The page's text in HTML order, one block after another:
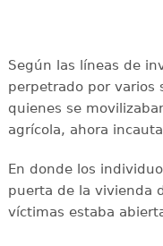
Según las líneas de
perpetrado por varios
quienes se
agrícola, ahora
En donde los
puerta de la vivienda
víctimas estaba